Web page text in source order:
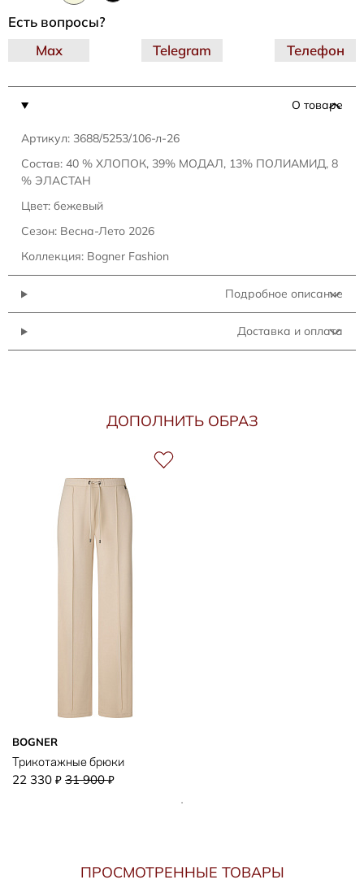
О товаре
Артикул: 3688/5253/106-л-26
Состав: 40 % ХЛОПОК, 39% МОДАЛ, 13% ПОЛИАМИД, 8
% ЭЛАСТАН
Цвет: бежевый
Сезон: Весна-Лето 2026
Коллекция: Bogner Fashion
Подробное описание
Доставка и оплата
Есть вопросы?
Telegram
Max Телефон
ДОПОЛНИТЬ ОБРАЗ
BOGNER
Трикотажные брюки
22 330 ₽ 31 900₽
ПРОСМОТРЕННЫЕ ТОВАРЫ